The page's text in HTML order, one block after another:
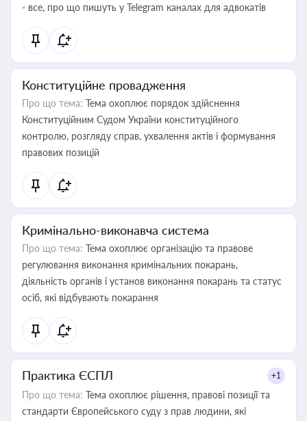
- все, про що пишуть у Telegram каналах для адвокатів
Конституційне провадження
Про що тема: Тема охоплює порядок здійснення
Конституційним Судом України конституційного
контролю, розгляду справ, ухвалення актів і формування
правових позицій
Кримінально-виконавча система
Про що тема: Тема охоплює організацію та правове
регулювання виконання кримінальних покарань,
діяльність органів і установ виконання покарань та статус
осіб, які відбувають покарання
Практика ЄСПЛ +1
Про що тема: Тема охоплює рішення, правові позиції та
стандарти Європейського суду з прав людини, які